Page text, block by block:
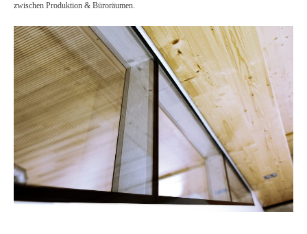
zwischen Produktion & Büroräumen.
Festverglasung
mit
Schrägen